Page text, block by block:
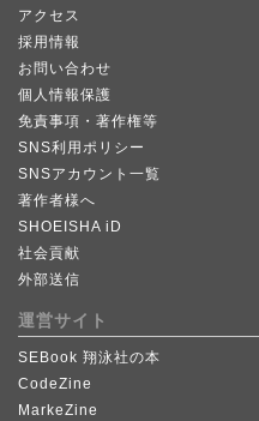
アクセス
採用情報
お問い合わせ
個人情報保護
免責事項・著作権等
SNS利用ポリシー
SNSアカウント一覧
著作者様へ
SHOEISHA iD
社会貢献
外部送信
運営サイト
SEBook 翔泳社の本
CodeZine
MarkeZine